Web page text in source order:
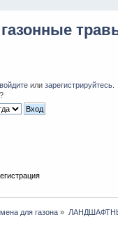
войдите или зарегистрируйтесь
?
для газона »